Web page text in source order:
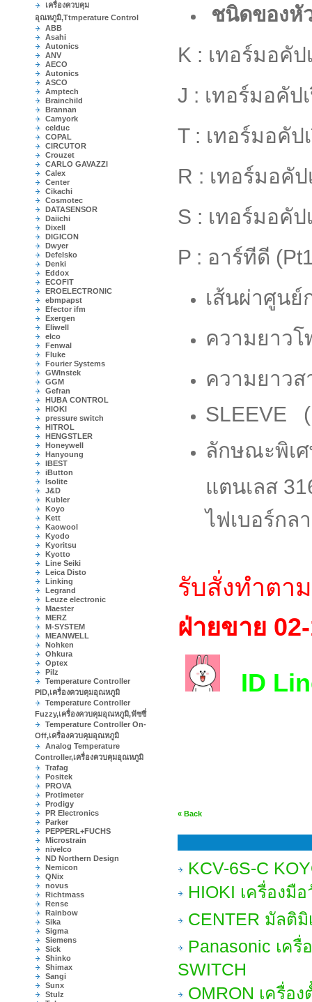
เครื่องควบคุม
อุณหภูมิ,Ttmperature Control
ABB
Asahi
Autonics
ANV
AECO
Autonics
ASCO
Amptech
Brainchild
Brannan
Camyork
celduc
COPAL
CIRCUTOR
Crouzet
CARLO GAVAZZI
Calex
Center
Cikachi
Cosmotec
DATASENSOR
Daiichi
Dixell
DIGICON
Dwyer
Defelsko
Denki
Eddox
ECOFIT
EROELECTRONIC
ebmpapst
Efector ifm
Exergen
Eliwell
elco
Fenwal
Fluke
Fourier Systems
GWInstek
GGM
Gefran
HUBA CONTROL
HIOKI
pressure switch
HITROL
HENGSTLER
Honeywell
Hanyoung
IBEST
iButton
Isolite
J&D
Kubler
Koyo
Kett
Kaowool
Kyodo
Kyoritsu
Kyotto
Line Seiki
Leica Disto
Linking
Legrand
Leuze electronic
Maester
MERZ
M-SYSTEM
MEANWELL
Nohken
Ohkura
Optex
Pilz
Temperature Controller
PID,เครื่องควบคุมอุณหภูมิ
Temperature Controller
Fuzzy,เครื่องควบคุมอุณหภูมิ,ฟัซซี่
Temperature Controller On-
Off,เครื่องควบคุมอุณหภูมิ
Analog Temperature
Controller,เครื่องควบคุมอุณหภูมิ
Trafag
Positek
PROVA
Protimeter
Prodigy
PR Electronics
Parker
PEPPERL+FUCHS
Microstrain
nivelco
ND Northern Design
Nemicon
QNix
novus
Richtmass
Rense
Rainbow
Sika
Sigma
Siemens
Sick
Shinko
Shimax
Sangi
Sunx
Stulz
ชนิดของหั
K : เทอร์มอคัป
J : เทอร์มอคัป
T : เทอร์มอคัป
R : เทอร์มอคัป
S : เทอร์มอคัป
P : อาร์ทีดี
เส้นผ่าศูนย์
ความยาว
ความยาวส
SLEEVE
ลักษณะพิเ
แตนเลส
ไฟเบอร์กล
รับสั่งทำต
ฝ่ายขาย
ID
« Back
KCV-6S-C
HIOKI เครื่องมื
CENTER มัลติมิ
Panasonic เครื่
SWITCH
OMRON เครื่อ